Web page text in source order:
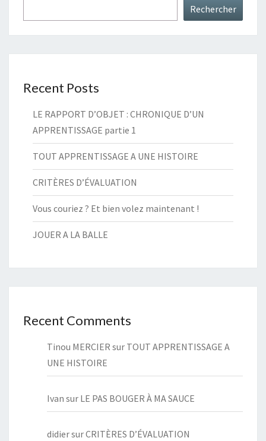
Rechercher
Recent Posts
LE RAPPORT D’OBJET : CHRONIQUE D’UN
APPRENTISSAGE partie 1
TOUT APPRENTISSAGE A UNE HISTOIRE
CRITÈRES D’ÉVALUATION
Vous couriez ? Et bien volez maintenant !
JOUER A LA BALLE
Recent Comments
Tinou MERCIER sur TOUT APPRENTISSAGE A
UNE HISTOIRE
Ivan sur LE PAS BOUGER À MA SAUCE
didiersurCRITÈRES D’ÉVALUATION